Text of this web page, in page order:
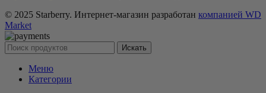
© 2025 Starberry. Интернет-магазин разработан компанией WD
Market
Искать
Меню
Категории